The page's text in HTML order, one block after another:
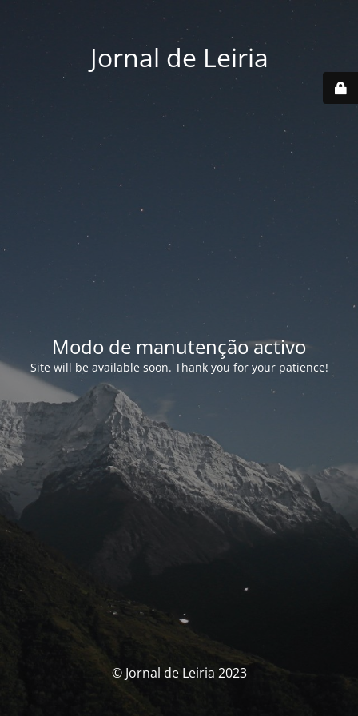
Jornal de Leiria
Modo de manutenção activo
Site will be available soon. Thank you for your patience!
© Jornal de Leiria 2023